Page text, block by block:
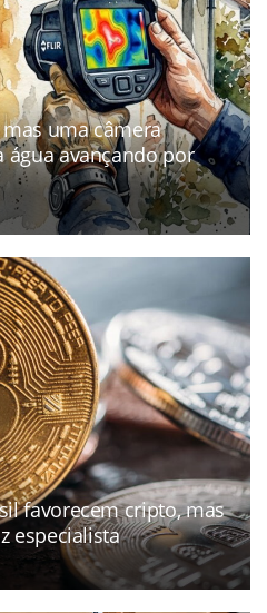
uma câmera
água avançando por
favorecem cripto, mas
especialista